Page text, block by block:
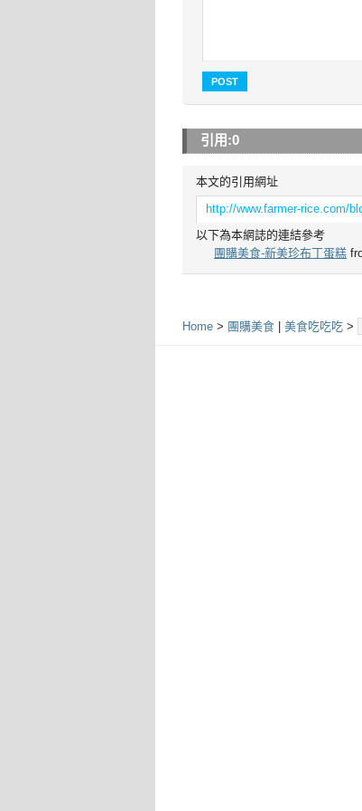
引用:0
本文的引用網址
http://www.farmer-rice.com/
以下為本網誌的連結參考
團購美食-新美珍布丁蛋糕
Home > 團購美食 美食吃吃吃 >